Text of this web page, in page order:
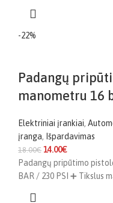
-22%
Padangų
manometru 16
Elektriniai įrankiai,
įranga, Išpardavimas
18.00€ 14.00€
Padangų pripūtimo
BAR / 230 PSI ➕ Tikslus